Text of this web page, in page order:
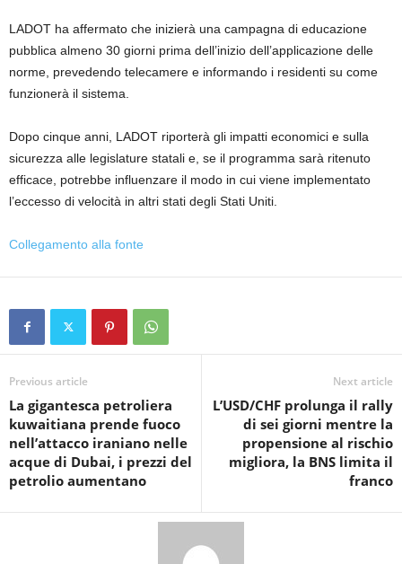
LADOT ha affermato che inizierà una campagna di educazione
pubblica almeno 30 giorni prima dell’inizio dell’applicazione delle
norme, prevedendo telecamere e informando i residenti su come
funzionerà il sistema.
Dopo cinque anni, LADOT riporterà gli impatti economici e sulla
sicurezza alle legislature statali e, se il programma sarà ritenuto
efficace, potrebbe influenzare il modo in cui viene implementato
l’eccesso di velocità in altri stati degli Stati Uniti.
Collegamento alla fonte
Previous article
La gigantesca petroliera
kuwaitiana prende fuoco
nell’attacco iraniano nelle
acque di Dubai, i prezzi del
petrolio aumentano
Next article
L’USD/CHF prolunga il rally
di sei giorni mentre la
propensione al rischio
migliora, la BNS limita il
franco